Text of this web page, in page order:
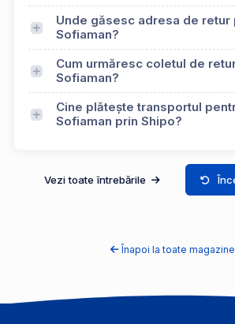
Unde găsesc adresa de retur
Sofiaman?
Cum urmăresc coletul de
Sofiaman?
Cine plătește transportul
Sofiaman prin Shipo?
Vezi toate întrebările
Înapoi la toate